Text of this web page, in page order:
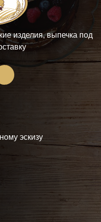
изделия, выпечка под
эскизу